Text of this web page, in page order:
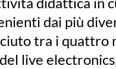
dai più
tra i
live